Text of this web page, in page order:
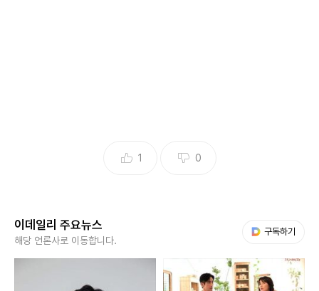
이러한 삼태아 임신은 출산 시기가 너무 이르면 폐 기능, 체온
조절 능력 등이 충분히 발달되지 않아 아기가 인큐베이터 치료
를 받아야 할 가능성이 높아지고, 반대로 지나치게 늦으면 자
1 0
이데일리 주요뉴스
해당 언론사로 이동합니다.
구독하기